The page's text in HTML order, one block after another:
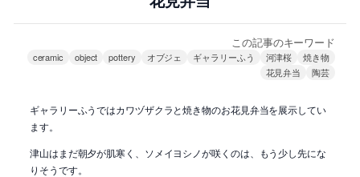
この記事のキーワード
ceramic object pottery オブジェ ギャラリーふう 河津桜
焼き物
花見弁当
陶芸
ギャラリーふうではカワヅザクラと焼き物のお花見弁当を展示してい
ます。
津山はまだ朝夕が肌寒く、ソメイヨシノが咲くのは、もう少し先にな
りそうです。